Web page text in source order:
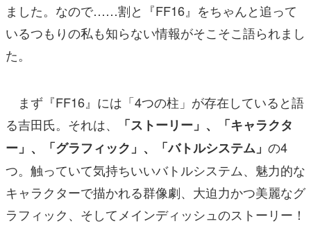
ました。なので……割と『FF16』をちゃんと追って
いるつもりの私も知らない情報がそこそこ語られまし
た。
まず『FF16』には「4つの柱」が存在していると語
る吉田氏。それは、
「ストーリー」、「キャラクタ
ー」、「グラフィック」、「バトルシステム」 の4
つ。触っていて気持ちいいバトルシステム、魅力的な
キャラクターで描かれる群像劇、大迫力かつ美麗なグ
ラフィック、そしてメインディッシュのストーリー！